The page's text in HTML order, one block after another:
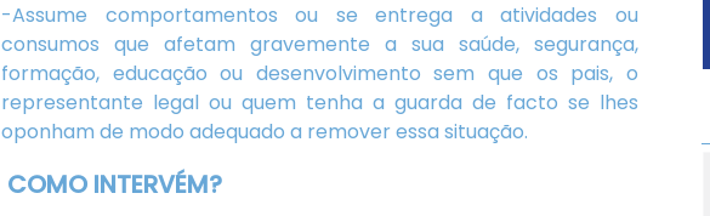
-Assume comportamentos ou se entrega a atividades ou
consumos que afetam gravemente a sua saúde, segurança,
formação, educação ou desenvolvimento sem que os pais, o
representante legal ou quem tenha a guarda de facto se lhes
oponham de modo adequado a remover essa situação.
COMO INTERVÉM?